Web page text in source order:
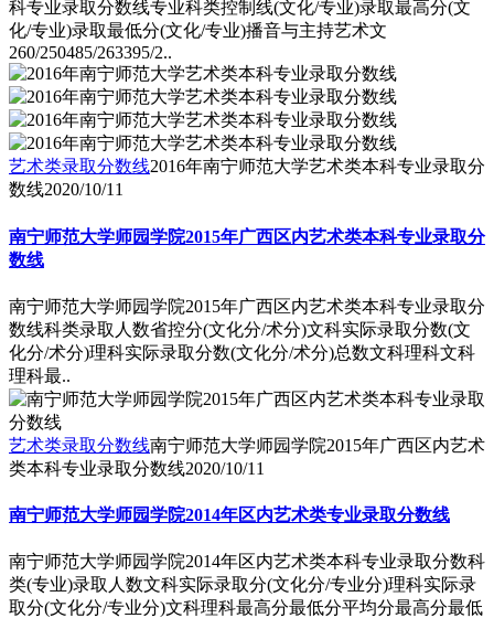
科专业录取分数线专业科类控制线(文化/专业)录取最高分(文
化/专业)录取最低分(文化/专业)播音与主持艺术文
260/250485/263395/2..
艺术类录取分数线2016年南宁师范大学艺术类本科专业录取分
数线2020/10/11
南宁师范大学师园学院2015年广西区内艺术类本科专业录取分
数线
南宁师范大学师园学院2015年广西区内艺术类本科专业录取分
数线科类录取人数省控分(文化分/术分)文科实际录取分数(文
化分/术分)理科实际录取分数(文化分/术分)总数文科理科文科
理科最..
艺术类录取分数线南宁师范大学师园学院2015年广西区内艺术
类本科专业录取分数线2020/10/11
南宁师范大学师园学院2014年区内艺术类专业录取分数线
南宁师范大学师园学院2014年区内艺术类本科专业录取分数科
类(专业)录取人数文科实际录取分(文化分/专业分)理科实际录
取分(文化分/专业分)文科理科最高分最低分平均分最高分最低